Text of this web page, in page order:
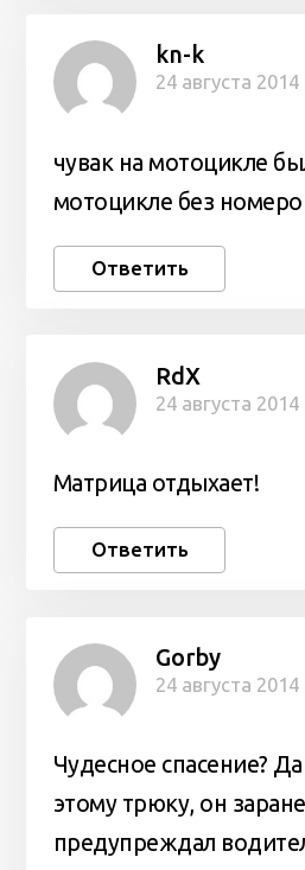
kn-k
24 августа 2014
чувак на мотоцикле
мотоцикле без
Ответить
RdX
24 августа 2014
Матрица отдыхает!
Ответить
Gorby
24 августа 2014
Чудесное спасение?
этому трюку, он
предупреждал